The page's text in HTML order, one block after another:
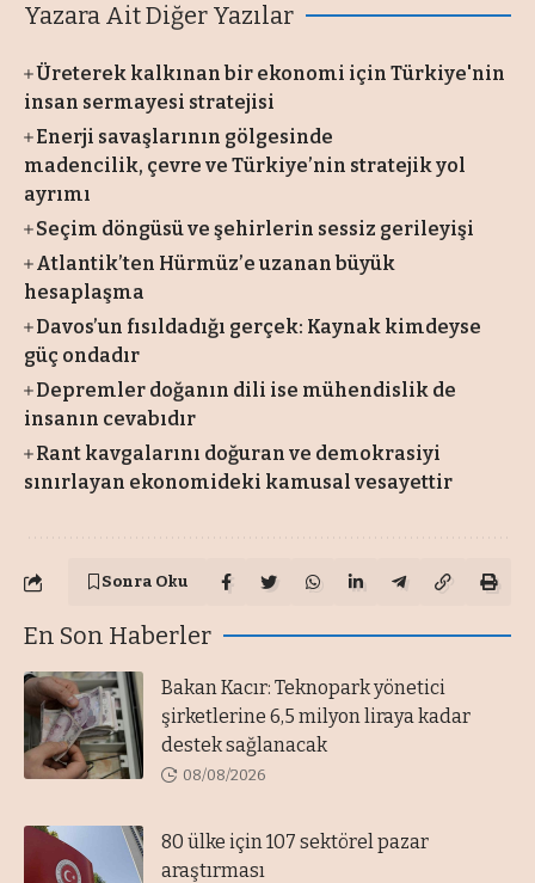
Yazara Ait Diğer Yazılar
Üreterek kalkınan bir ekonomi için Türkiye'nin
insan sermayesi stratejisi
Enerji savaşlarının gölgesinde
madencilik, çevre ve Türkiye’nin stratejik yol
ayrımı
Seçim döngüsü ve şehirlerin sessiz gerileyişi
Atlantik’ten Hürmüz’e uzanan büyük
hesaplaşma
Davos’un fısıldadığı gerçek: Kaynak kimdeyse
güç ondadır
Depremler doğanın dili ise mühendislik de
insanın cevabıdır
Rant kavgalarını doğuran ve demokrasiyi
sınırlayan ekonomideki kamusal vesayettir
Sonra Oku
En Son Haberler
Bakan Kacır: Teknopark yönetici
şirketlerine 6,5 milyon liraya kadar
destek sağlanacak
08/08/2026
80 ülke için 107 sektörel pazar
araştırması